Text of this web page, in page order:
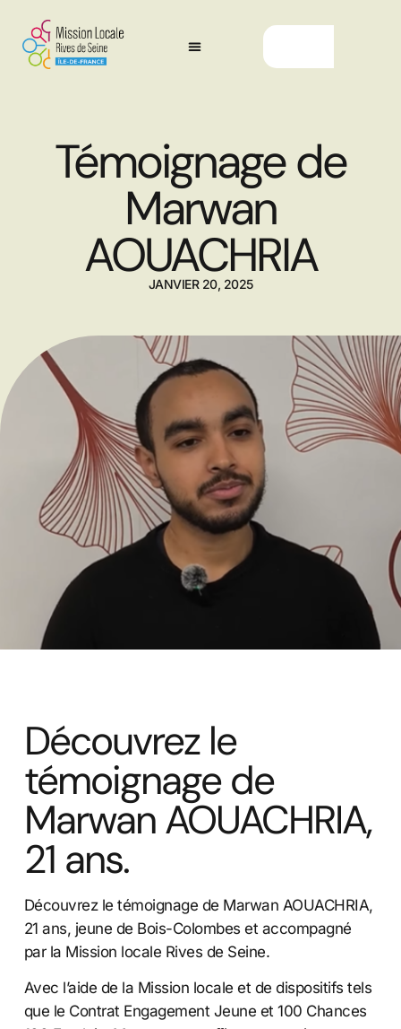
Témoignage de
Marwan
AOUACHRIA
JANVIER 20, 2025
Découvrez le
témoignage de
Marwan AOUACHRIA,
21 ans.
Découvrez le témoignage de Marwan AOUACHRIA,
21 ans, jeune de Bois-Colombes et accompagné
par la Mission locale Rives de Seine.
Avec l’aide de la Mission locale et de dispositifs tels
que le Contrat Engagement Jeune et 100 Chances